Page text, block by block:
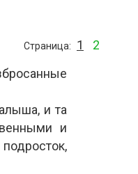
Страница 1
2
и та
и